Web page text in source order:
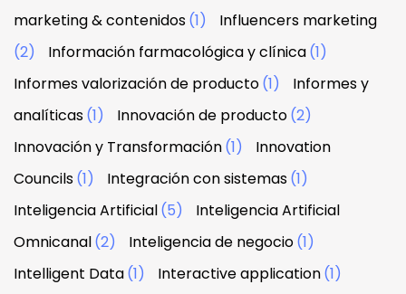
marketing & contenidos(1)
Influencers marketing
(2)
Información farmacológica y clínica(1)
Informes valorización de producto(1)
Informes y
analíticas(1) Innovación de producto(2)
Innovación y Transformación(1)
Innovation
Councils(1) Integración con sistemas(1)
Inteligencia Artificial(5)
Inteligencia Artificial
Omnicanal(2) Inteligencia de negocio(1)
Intelligent Data(1) Interactive application(1)